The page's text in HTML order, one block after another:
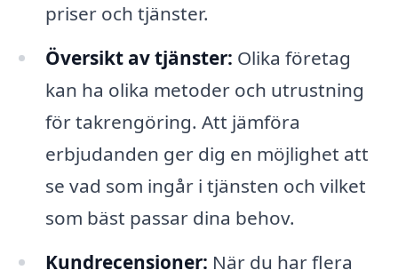
priser och tjänster.
Översikt av tjänster: Olika företag
kan ha olika metoder och utrustning
för takrengöring. Att jämföra
erbjudanden ger dig en möjlighet att
se vad som ingår i tjänsten och vilket
som bäst passar dina behov.
Kundrecensioner: När du har flera